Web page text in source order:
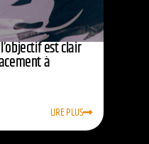
est clair
à
LIRE PLUS